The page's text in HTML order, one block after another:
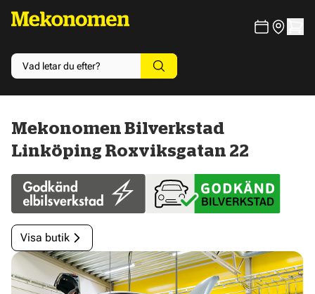
Mekonomen Bilverkstad
Linköping Roxviksgatan 22
Visa butik